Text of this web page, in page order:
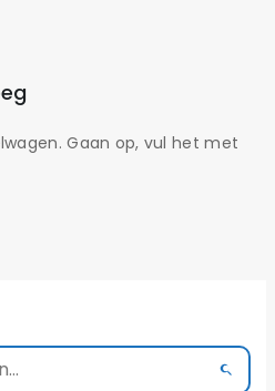
Gaan op, vul het met